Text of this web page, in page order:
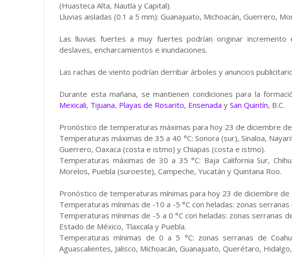
(Huasteca Alta, Nautla y Capital).
Lluvias aisladas (0.1 a 5 mm): Guanajuato, Michoacán, Guerrero,
Las lluvias fuertes a muy fuertes podrían originar
deslaves, encharcamientos e inundaciones.
Las rachas de viento podrían derribar árboles y anuncios
Durante esta mañana, se mantienen condiciones para la
Mexicali, Tijuana, Playas de Rosarito, Ensenada y San Quintín, B.C.
Pronóstico de temperaturas máximas para hoy 23 de diciembre
Temperaturas máximas de 35 a 40 °C: Sonora (sur), Sinaloa,
Guerrero, Oaxaca (costa e istmo) y Chiapas (costa e istmo).
Temperaturas máximas de 30 a 35 °C: Baja California Sur,
Morelos, Puebla (suroeste), Campeche, Yucatán y Quintana Roo.
Pronóstico de temperaturas mínimas para hoy 23 de diciembre de
Temperaturas mínimas de -10 a -5 °C con heladas: zonas serranas
Temperaturas mínimas de -5 a 0 °C con heladas: zonas serranas
Estado de México, Tlaxcala y Puebla.
Temperaturas mínimas de 0 a 5 °C: zonas serranas de
Aguascalientes, Jalisco, Michoacán, Guanajuato, Querétaro,